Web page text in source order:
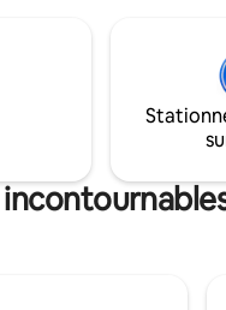
en amoureux, une
ou un instant de
cette suite
hors du commun